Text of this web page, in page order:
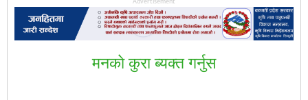
मनकाे कुरा ब्यक्त गर्नुस